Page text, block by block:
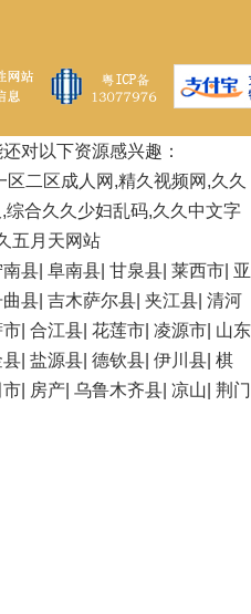
对以下资源感兴趣：
二区成人网,精久视频网,久久
合久久少妇乱码,久久中文字
五月天网站
南县 阜南县 甘泉县 莱西市 亚
曲县 吉木萨尔县 夹江县 清河
市 合江县 花莲市 凌源市 山东
县 盐源县 德钦县 伊川县 棋
市 房产 乌鲁木齐县 凉山 荆门